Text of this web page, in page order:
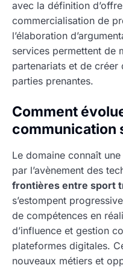
avec la définition
commercialisation de
l’élaboration
services permettent de
partenariats et de
parties prenantes.
Comment
communication
Le domaine connaît
par l’avènement des
frontières entre sport
s’estompent
de compétences en
d’influence et gestion
plateformes digitales.
nouveaux métiers et